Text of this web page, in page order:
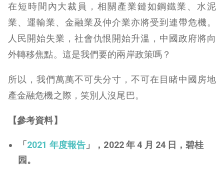
在短時間內大裁員，相關產業鏈如鋼鐵業、水泥
業、運輸業、金融業及仲介業亦將受到連帶危機。
人民開始失業，社會仇恨開始升溫，中國政府將向
外轉移焦點。這是我們要的兩岸政策嗎？
所以，我們萬萬不可失分寸，不可在目睹中國房地
產金融危機之際，笑別人沒尾巴。
【參考資料】
「 2021 年度報告 」，2022 年 4 月 24 日，碧桂
园。